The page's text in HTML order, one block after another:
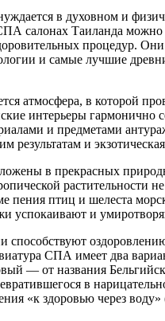
в духовном и
салонах Таиланда можно
процедур. Они
и самые лучшие
атмосфера, в которой
интерьеры гармонично
и предметами
результатам и
в прекрасных
растительности
пения птиц и шелеста
успокаивают и
СПА имеет два
— от названия
в
«к здоровью через воду»